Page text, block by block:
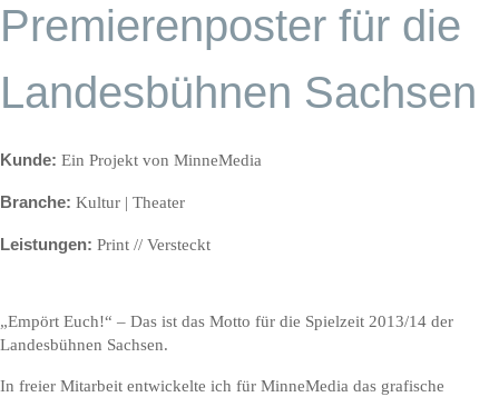
Premierenposter für die
Landesbühnen Sachsen
Kunde: Ein Projekt von MinneMedia
Branche: Kultur | Theater
Leistungen: Print // Versteckt
„Empört Euch!“ – Das ist das Motto für die Spielzeit 2013/14 der
Landesbühnen Sachsen.
In freier Mitarbeit entwickelte ich für MinneMedia das grafische